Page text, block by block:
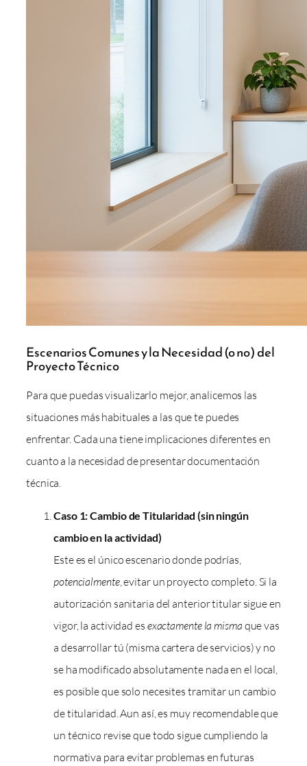
Escenarios Comunes y la Necesidad (o no) del
Proyecto Técnico
Para que puedas visualizarlo mejor, analicemos las
situaciones más habituales a las que te puedes
enfrentar. Cada una tiene implicaciones diferentes en
cuanto a la necesidad de presentar documentación
técnica.
Caso 1: Cambio de Titularidad (sin ningún
cambio en la actividad)
Este es el único escenario donde podrías,
potencialmente, evitar un proyecto completo. Si la
autorización sanitaria del anterior titular sigue en
vigor, la actividad es exactamente la misma que vas
a desarrollar tú (misma cartera de servicios) y no
se ha modificado absolutamente nada en el local,
es posible que solo necesites tramitar un cambio
de titularidad. Aun así, es muy recomendable que
un técnico revise que todo sigue cumpliendo la
normativa para evitar problemas en futuras